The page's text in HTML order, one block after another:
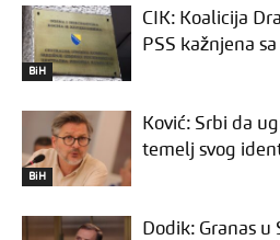
BiH
CIK: Koalicija
PSS kažnjena
BiH
Ković: Srbi da
temelj svog
Dodik: Granas u